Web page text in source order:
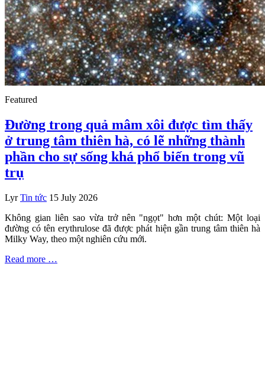
Featured
Đường trong quả mâm xôi được tìm thấy
ở trung tâm thiên hà, có lẽ những thành
phần cho sự sống khá phổ biến trong vũ
trụ
Lyr Tin tức 15 July 2026
Không gian liên sao vừa trở nên "ngọt" hơn một chút: Một loại
đường có tên erythrulose đã được phát hiện gần trung tâm thiên hà
Milky Way, theo một nghiên cứu mới.
Read more …